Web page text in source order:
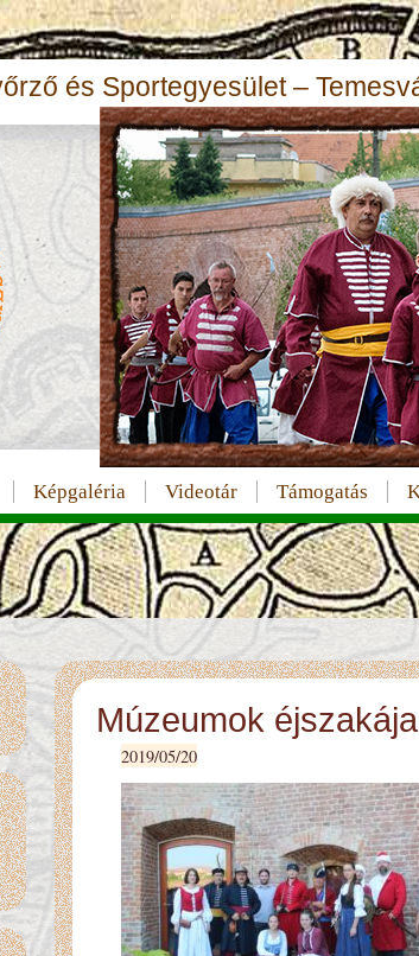
és Sportegyesület –
Képgaléria Videotár Támogatás
Múzeumok
2019/05/20